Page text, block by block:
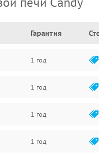
Гарантия
1 год
1 год
1 год
1 год